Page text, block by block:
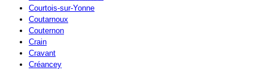
Courtois-sur-Yonne
Coutarnoux
Couternon
Crain
Cravant
Créancey